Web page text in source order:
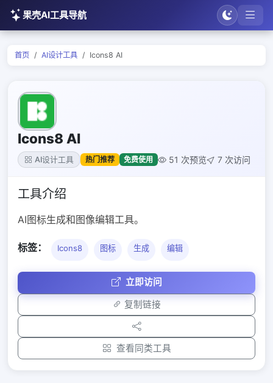
果壳AI工具导航
首页 AI设计工具 Icons8 AI
Icons8 AI
AI设计工具 热门推荐 免费使用 51 次预览 7 次访问
工具介绍
AI图标生成和图像编辑工具。
标签： Icons8 图标 生成 编辑
立即访问
复制链接
查看同类工具